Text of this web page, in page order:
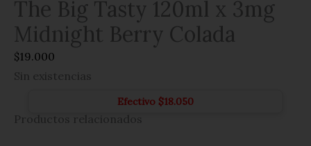
The Big Tasty 120ml x 3mg
Midnight Berry Colada
$19.000
Sin existencias
Efectivo $18.050
Productos relacionados